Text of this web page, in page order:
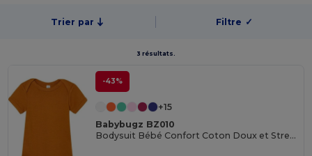
Trier par Filtre ✓
3 résultats.
-43%
+15
Babybugz BZ010
Bodysuit Bébé Confort Coton Doux et Stretch